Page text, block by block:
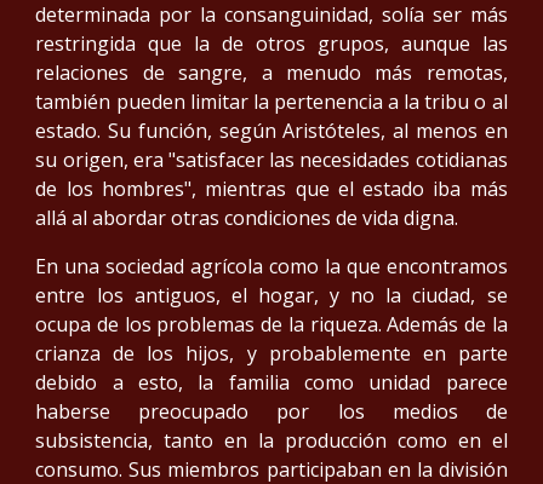
determinada por la consanguinidad, solía ser más
restringida que la de otros grupos, aunque las
relaciones de sangre, a menudo más remotas,
también pueden limitar la pertenencia a la tribu o al
estado. Su función, según Aristóteles, al menos en
su origen, era "satisfacer las necesidades cotidianas
de los hombres", mientras que el estado iba más
allá al abordar otras condiciones de vida digna.
En una sociedad agrícola como la que encontramos
entre los antiguos, el hogar, y no la ciudad, se
ocupa de los problemas de la riqueza. Además de la
crianza de los hijos, y probablemente en parte
debido a esto, la familia como unidad parece
haberse preocupado por los medios de
subsistencia, tanto en la producción como en el
consumo. Sus miembros participaban en la división